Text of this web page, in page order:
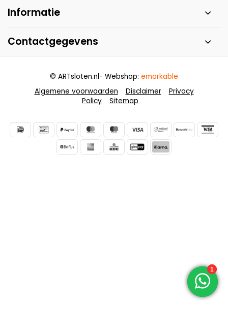
Informatie
Contactgegevens
Algemene voorwaarden Disclaimer
Privacy
Policy
Sitemap
© ARTsloten.nl- Webshop: emarkable